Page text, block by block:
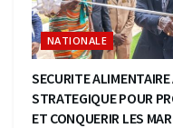
NATIONALE
SECURITE
STRATEGIQUE POUR
ET CONQUERIR LES